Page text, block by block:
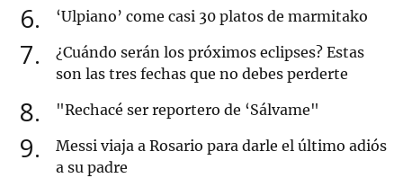
6 ‘Ulpiano’ come casi 30 platos de marmitako
7
¿Cuándo serán los próximos eclipses? Estas
son las tres fechas que no debes perderte
8 "Rechacé ser reportero de ‘Sálvame"
9
Messi viaja a Rosario para darle el último adiós
a su padre